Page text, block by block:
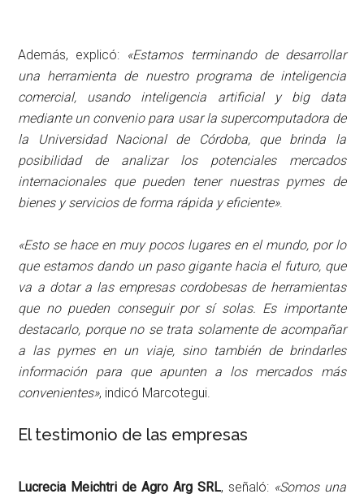
Además, explicó: «Estamos terminando de desarrollar
una herramienta de nuestro programa de inteligencia
comercial, usando inteligencia artificial y big data
mediante un convenio para usar la supercomputadora de
la Universidad Nacional de Córdoba, que brinda la
posibilidad de analizar los potenciales mercados
internacionales que pueden tener nuestras pymes de
bienes y servicios de forma rápida y eficiente».
«Esto se hace en muy pocos lugares en el mundo, por lo
que estamos dando un paso gigante hacia el futuro, que
va a dotar a las empresas cordobesas de herramientas
que no pueden conseguir por sí solas. Es importante
destacarlo, porque no se trata solamente de acompañar
a las pymes en un viaje, sino también de brindarles
información para que apunten a los mercados más
convenientes», indicó Marcotegui.
El testimonio de las empresas
Lucrecia Meichtri de Agro Arg SRL, señaló: «Somos una